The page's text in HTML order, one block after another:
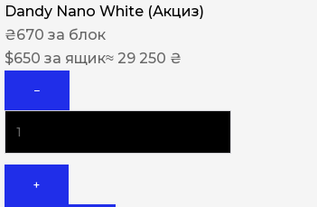
Frida
King
Капсула (смак)
Dandy Nano White (Акциз)
₴670 за блок
$650 за ящик≈ 29 250 ₴
−
+